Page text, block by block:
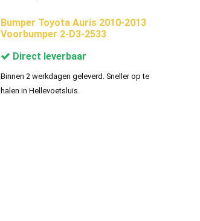
Bumper Toyota Auris 2010-2013
Voorbumper 2-D3-2533
Direct leverbaar
Binnen 2 werkdagen geleverd. Sneller op te
halen in Hellevoetsluis.